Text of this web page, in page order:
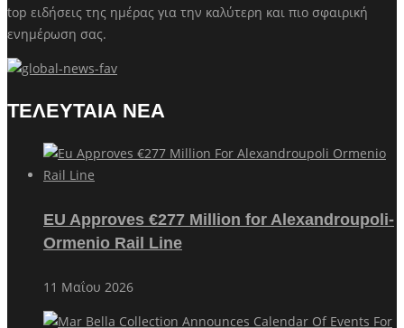
top ειδήσεις της ημέρας για την καλύτερη και πιο σφαιρική
ενημέρωση σας.
ΤΕΛΕΥΤΑΙΑ ΝΕΑ
EU Approves €277 Million for Alexandroupoli-
Ormenio Rail Line
11 Μαΐου 2026